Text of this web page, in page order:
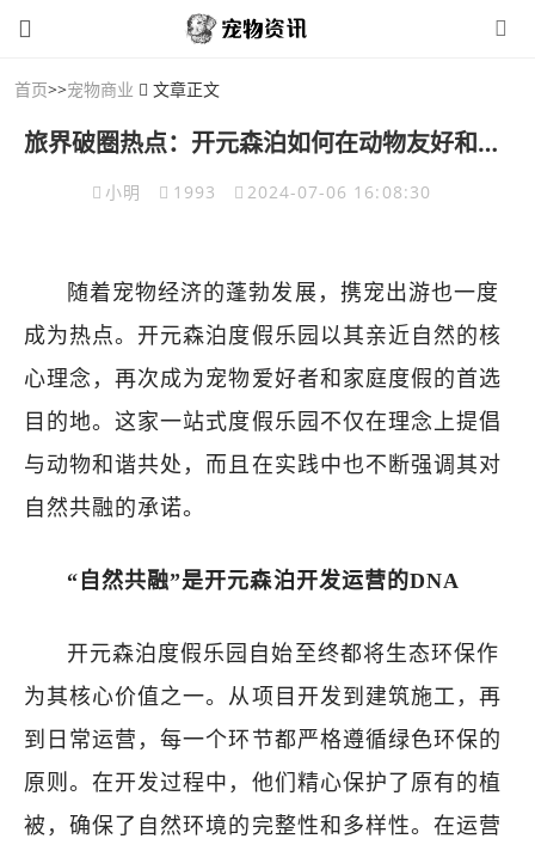
首页>>宠物商业 文章正文
旅界破圈热点：开元森泊如何在动物友好和收益间找到新平衡
小明 1993 2024-07-06 16:08:30
随着宠物经济的蓬勃发展，携宠出游也一度
成为热点。开元森泊度假乐园以其亲近自然的核
心理念，再次成为宠物爱好者和家庭度假的首选
目的地。这家一站式度假乐园不仅在理念上提倡
与动物和谐共处，而且在实践中也不断强调其对
自然共融的承诺。
“自然共融”是开元森泊开发运营的DNA
开元森泊度假乐园自始至终都将生态环保作
为其核心价值之一。从项目开发到建筑施工，再
到日常运营，每一个环节都严格遵循绿色环保的
原则。在开发过程中，他们精心保护了原有的植
被，确保了自然环境的完整性和多样性。在运营